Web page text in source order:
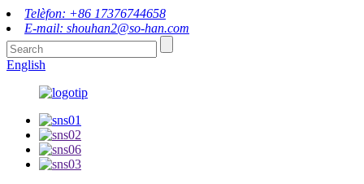
Telèfon: +86 17376744658
E-mail: shouhan2@so-han.com
English